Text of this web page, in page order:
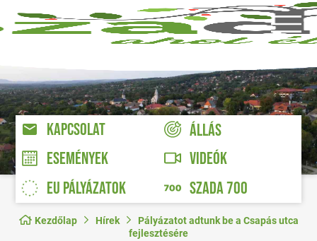
KAPCSOLAT
ÁLLÁS
ESEMÉNYEK
VIDEÓK
EU PÁLYÁZATOK
SZADA 700
Kezdőlap Hírek
Pályázatot adtunk be a Csapás utca
fejlesztésére